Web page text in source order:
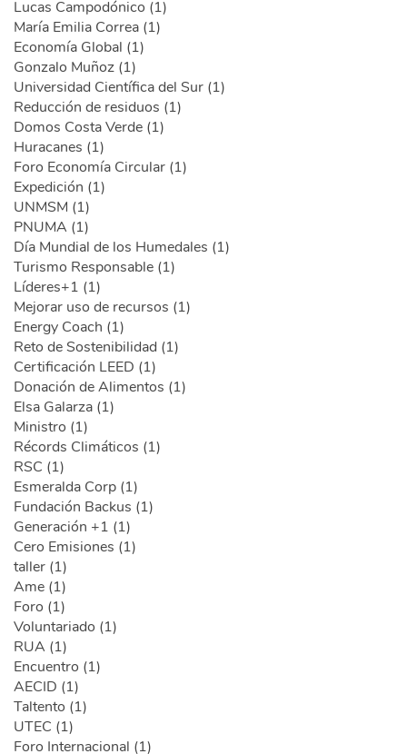
Lucas Campodónico (1)
María Emilia Correa (1)
Economía Global (1)
Gonzalo Muñoz (1)
Universidad Científica del Sur (1)
Reducción de residuos (1)
Domos Costa Verde (1)
Huracanes (1)
Foro Economía Circular (1)
Expedición (1)
UNMSM (1)
PNUMA (1)
Día Mundial de los Humedales (1)
Turismo Responsable (1)
Líderes+1 (1)
Mejorar uso de recursos (1)
Energy Coach (1)
Reto de Sostenibilidad (1)
Certificación LEED (1)
Donación de Alimentos (1)
Elsa Galarza (1)
Ministro (1)
Récords Climáticos (1)
RSC (1)
Esmeralda Corp (1)
Fundación Backus (1)
Generación +1 (1)
Cero Emisiones (1)
taller (1)
Ame (1)
Foro (1)
Voluntariado (1)
RUA (1)
Encuentro (1)
AECID (1)
Taltento (1)
UTEC (1)
Foro Internacional (1)